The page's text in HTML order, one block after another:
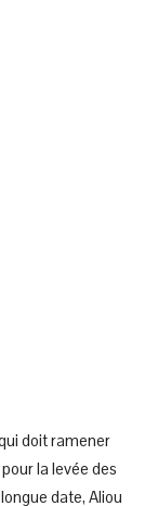
doit ramener
la levée des
date, Aliou